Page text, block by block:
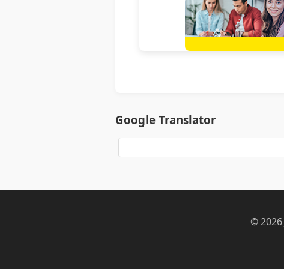
Google Translator
© 2026